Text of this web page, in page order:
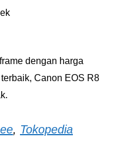
dengan harga
Canon EOS R8
, Tokopedia